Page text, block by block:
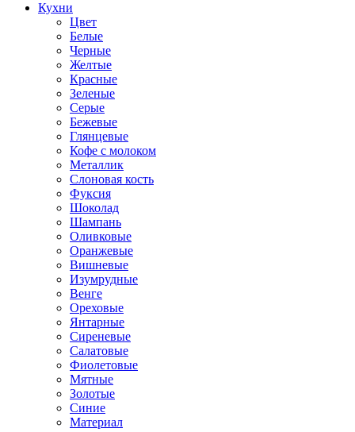
Кухни
Цвет
Белые
Черные
Желтые
Красные
Зеленые
Серые
Бежевые
Глянцевые
Кофе с молоком
Металлик
Слоновая кость
Фуксия
Шоколад
Шампань
Оливковые
Оранжевые
Вишневые
Изумрудные
Венге
Ореховые
Янтарные
Сиреневые
Салатовые
Фиолетовые
Мятные
Золотые
Синие
Материал